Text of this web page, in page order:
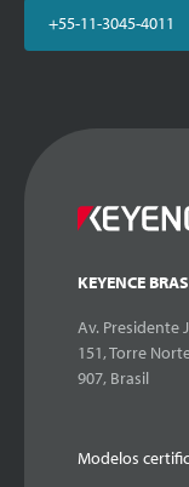
+55-11-3045-4011
KEYENCE
Av. Presidente
151, Torre
907, Brasil
Modelos